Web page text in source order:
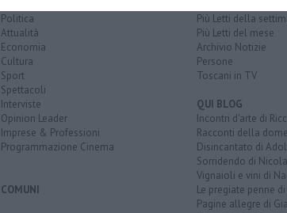
Politica
Attualità
Economia
Cultura
Sport
Spettacoli
Interviste
Opinion Leader
Imprese & Professioni
Programmazione Cinema
COMUNI
Più Letti della
Più Letti del mese
Archivio Notizie
Persone
Toscani in TV
QUI BLOG
Incontri d'arte di
Racconti della
Disincantato di
Sorridendo di
Vignaioli e vini di
Le pregiate penne
Pagine allegre di